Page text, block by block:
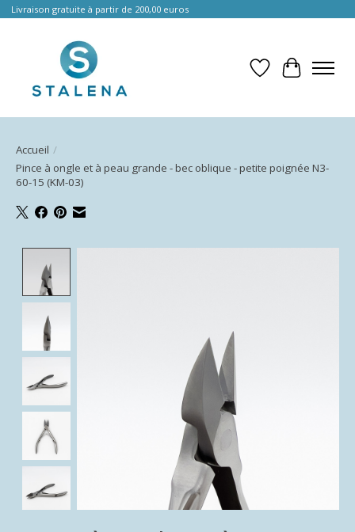
Livraison gratuite à partir de 200,00 euros
Liste dePanier
Accueil /
Pince à ongle et à peau grande - bec oblique - petite poignée N3-
60-15 (KM-03)